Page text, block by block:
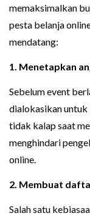
memaksimalkan
pesta belanja
mendatang:
1. Menetapkan
Sebelum event
dialokasikan untuk
tidak kalap saat
menghindari
online.
2. Membuat
Salah satu